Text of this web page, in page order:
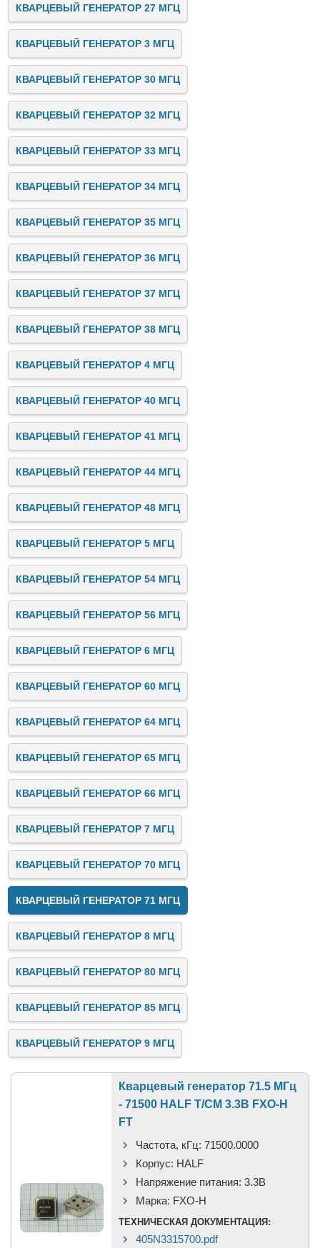
КВАРЦЕВЫЙ ГЕНЕРАТОР 27 МГЦ
КВАРЦЕВЫЙ ГЕНЕРАТОР 3 МГЦ
КВАРЦЕВЫЙ ГЕНЕРАТОР 30 МГЦ
КВАРЦЕВЫЙ ГЕНЕРАТОР 32 МГЦ
КВАРЦЕВЫЙ ГЕНЕРАТОР 33 МГЦ
КВАРЦЕВЫЙ ГЕНЕРАТОР 34 МГЦ
КВАРЦЕВЫЙ ГЕНЕРАТОР 35 МГЦ
КВАРЦЕВЫЙ ГЕНЕРАТОР 36 МГЦ
КВАРЦЕВЫЙ ГЕНЕРАТОР 37 МГЦ
КВАРЦЕВЫЙ ГЕНЕРАТОР 38 МГЦ
КВАРЦЕВЫЙ ГЕНЕРАТОР 4 МГЦ
КВАРЦЕВЫЙ ГЕНЕРАТОР 40 МГЦ
КВАРЦЕВЫЙ ГЕНЕРАТОР 41 МГЦ
КВАРЦЕВЫЙ ГЕНЕРАТОР 44 МГЦ
КВАРЦЕВЫЙ ГЕНЕРАТОР 48 МГЦ
КВАРЦЕВЫЙ ГЕНЕРАТОР 5 МГЦ
КВАРЦЕВЫЙ ГЕНЕРАТОР 54 МГЦ
КВАРЦЕВЫЙ ГЕНЕРАТОР 56 МГЦ
КВАРЦЕВЫЙ ГЕНЕРАТОР 6 МГЦ
КВАРЦЕВЫЙ ГЕНЕРАТОР 60 МГЦ
КВАРЦЕВЫЙ ГЕНЕРАТОР 64 МГЦ
КВАРЦЕВЫЙ ГЕНЕРАТОР 65 МГЦ
КВАРЦЕВЫЙ ГЕНЕРАТОР 66 МГЦ
КВАРЦЕВЫЙ ГЕНЕРАТОР 7 МГЦ
КВАРЦЕВЫЙ ГЕНЕРАТОР 70 МГЦ
КВАРЦЕВЫЙ ГЕНЕРАТОР 71 МГЦ
КВАРЦЕВЫЙ ГЕНЕРАТОР 8 МГЦ
КВАРЦЕВЫЙ ГЕНЕРАТОР 80 МГЦ
КВАРЦЕВЫЙ ГЕНЕРАТОР 85 МГЦ
КВАРЦЕВЫЙ ГЕНЕРАТОР 9 МГЦ
Кварцевый генератор 71.5 МГц
- 71500 HALF T/CM 3.3В FXO-H
FT
Частота, кГц: 71500.0000
Корпус: HALF
Напряжение питания: 3.3В
Марка: FXO-H
ТЕХНИЧЕСКАЯ ДОКУМЕНТАЦИЯ:
405N3315700.pdf